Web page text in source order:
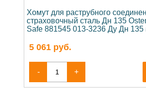
Хомут для раструбного
страховочный сталь Дн 135
Safe 881545 013-3236 Ду Дн
5 061 руб.
- +